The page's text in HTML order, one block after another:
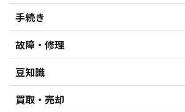
手続き
故障・修理
豆知識
買取・売却